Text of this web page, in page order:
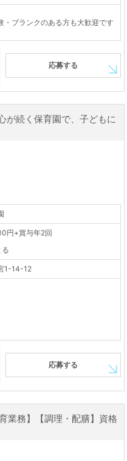
・ブランクのある方も大歓迎です
応募する
が続く保育園で、子どもに
円+賞与年2回
1-14-12
応募する
務】【調理・配膳】資格